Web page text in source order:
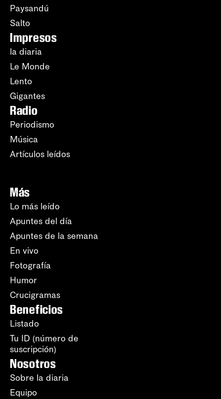
Paysandú
Salto
Impresos
la diaria
Le Monde
Lento
Gigantes
Radio
Periodismo
Música
Artículos leídos
Más
Lo más leído
Apuntes del día
Apuntes de la semana
En vivo
Fotografía
Humor
Crucigramas
Beneficios
Listado
Tu ID (número de
suscripción)
Nosotros
Sobre la diaria
Equipo